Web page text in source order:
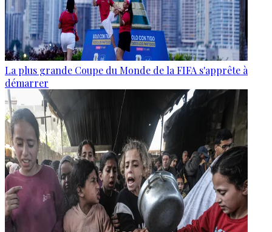
La plus grande Coupe du Monde de la FIFA s'apprête à
démarrer